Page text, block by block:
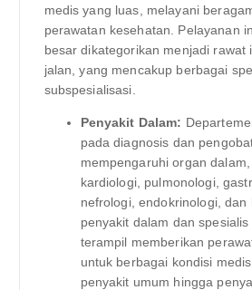
medis yang luas, melayani
perawatan kesehatan. Pelayanan
besar dikategorikan menjadi rawat
jalan, yang mencakup berbagai
subspesialisasi.
Penyakit Dalam:
pada diagnosis dan
mempengaruhi organ
kardiologi, pulmonologi,
nefrologi, endokrinologi,
penyakit dalam dan
terampil memberikan
untuk berbagai kondisi
penyakit umum hingga